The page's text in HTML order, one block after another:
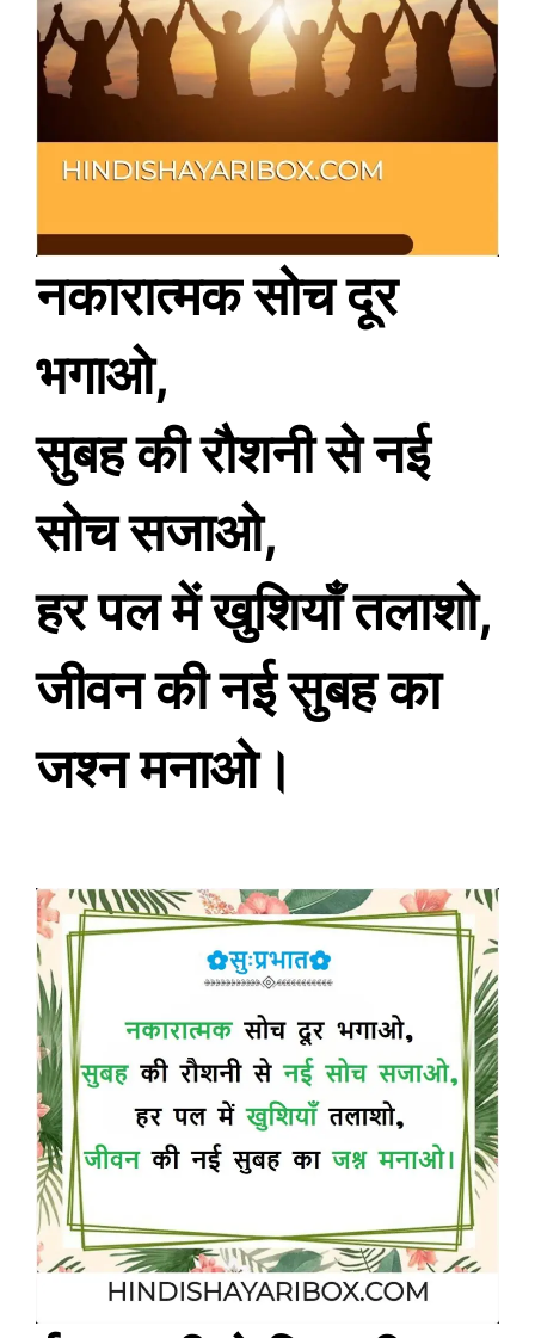
नकारात्मक सोच दूर
भगाओ,
सुबह की रौशनी से नई
सोच सजाओ,
हर पल में खुशियाँ तलाशो,
जीवन की नई सुबह का
जश्न मनाओ।